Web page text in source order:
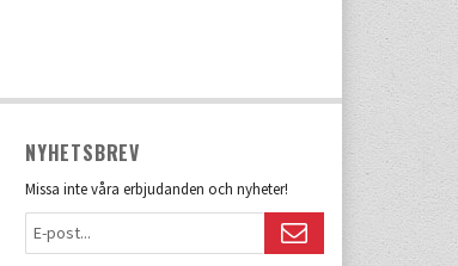
NYHETSBREV
Missa inte våra erbjudanden och nyheter!